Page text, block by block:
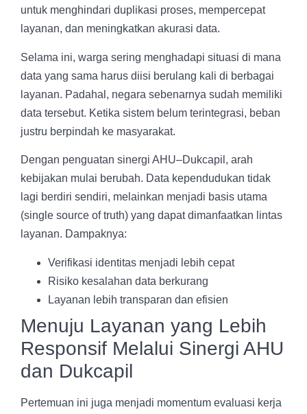
untuk menghindari duplikasi proses, mempercepat
layanan, dan meningkatkan akurasi data.
Selama ini, warga sering menghadapi situasi di mana
data yang sama harus diisi berulang kali di berbagai
layanan. Padahal, negara sebenarnya sudah memiliki
data tersebut. Ketika sistem belum terintegrasi, beban
justru berpindah ke masyarakat.
Dengan penguatan sinergi AHU–Dukcapil, arah
kebijakan mulai berubah. Data kependudukan tidak
lagi berdiri sendiri, melainkan menjadi basis utama
(single source of truth) yang dapat dimanfaatkan lintas
layanan. Dampaknya:
Verifikasi identitas menjadi lebih cepat
Risiko kesalahan data berkurang
Layanan lebih transparan dan efisien
Menuju Layanan yang Lebih
Responsif Melalui Sinergi AHU
dan Dukcapil
Pertemuan ini juga menjadi momentum evaluasi kerja